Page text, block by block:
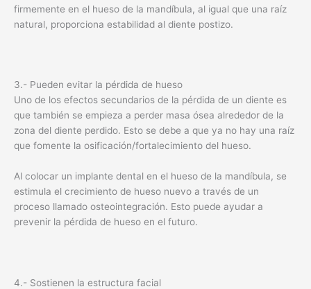
firmemente en el hueso de la mandíbula, al igual que una raíz
natural, proporciona estabilidad al diente postizo.
3.- Pueden evitar la pérdida de hueso
Uno de los efectos secundarios de la pérdida de un diente es
que también se empieza a perder masa ósea alrededor de la
zona del diente perdido. Esto se debe a que ya no hay una raíz
que fomente la osificación/fortalecimiento del hueso.
Al colocar un implante dental en el hueso de la mandíbula, se
estimula el crecimiento de hueso nuevo a través de un
proceso llamado osteointegración. Esto puede ayudar a
prevenir la pérdida de hueso en el futuro.
4.- Sostienen la estructura facial